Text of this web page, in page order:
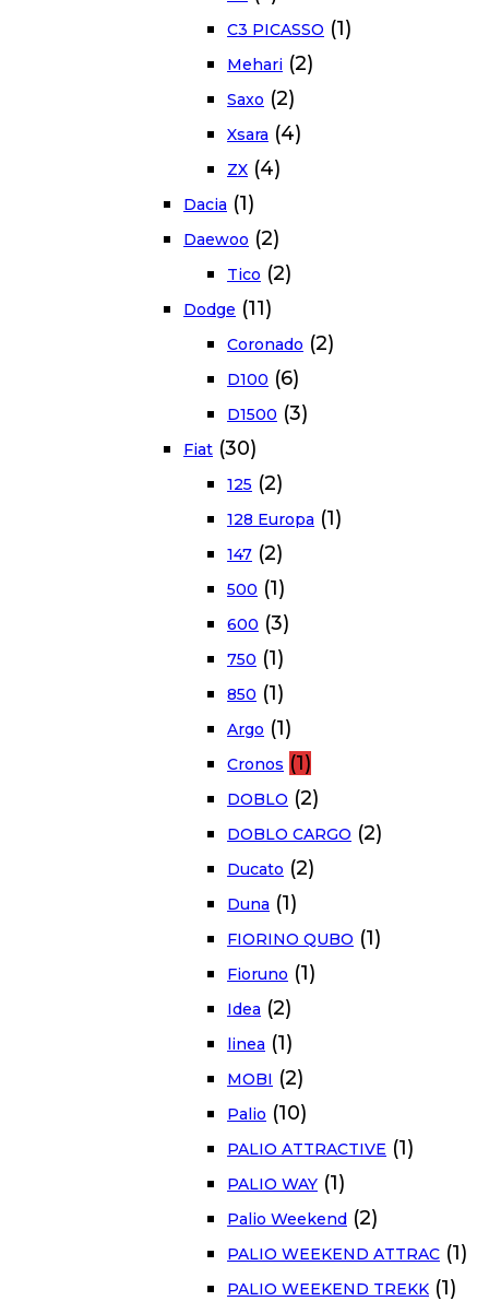
C3 PICASSO (1)
Mehari (2)
Saxo (2)
Xsara (4)
ZX (4)
Dacia (1)
Daewoo (2)
Tico (2)
Dodge (11)
Coronado (2)
D100 (6)
D1500 (3)
Fiat (30)
125 (2)
128 Europa (1)
147 (2)
500 (1)
600 (3)
750 (1)
850 (1)
Argo (1)
Cronos (1)
DOBLO (2)
DOBLO CARGO (2)
Ducato (2)
Duna (1)
FIORINO QUBO (1)
Fioruno (1)
Idea (2)
linea (1)
MOBI (2)
Palio (10)
PALIO ATTRACTIVE (1)
PALIO WAY (1)
Palio Weekend (2)
PALIO WEEKEND ATTRAC (1)
PALIO WEEKEND TREKK (1)